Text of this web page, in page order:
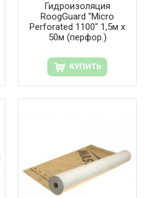
Гидроизоляция
RoogGuard "Micro
Perforated 1100" 1,5м х
50м (перфор.)
КУПИТЬ